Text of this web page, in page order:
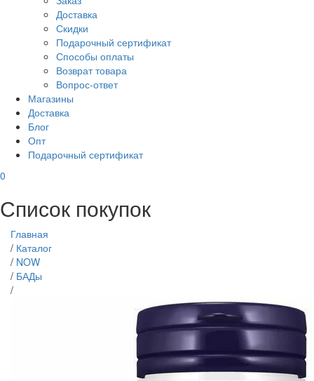
Доставка
Скидки
Подарочный сертификат
Способы оплаты
Возврат товара
Вопрос-ответ
Магазины
Доставка
Блог
Опт
Подарочный сертификат
0
Список покупок
Главная
/ Каталог
/ NOW
/ БАДы
/